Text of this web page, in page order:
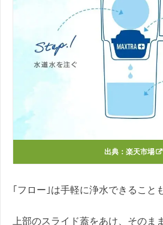
出典： 楽天市場
｢フロー｣は手軽に浄水できること
上部のスライド蓋をあけ、そのま